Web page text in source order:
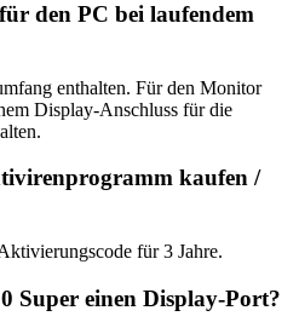
den PC bei laufendem
enthalten. Für den Monitor
Display-Anschluss für die
kaufen /
für 3 Jahre.
Super einen Display-Port?